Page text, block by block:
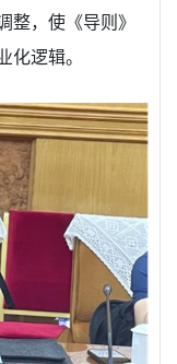
整，使《导则》
化逻辑。